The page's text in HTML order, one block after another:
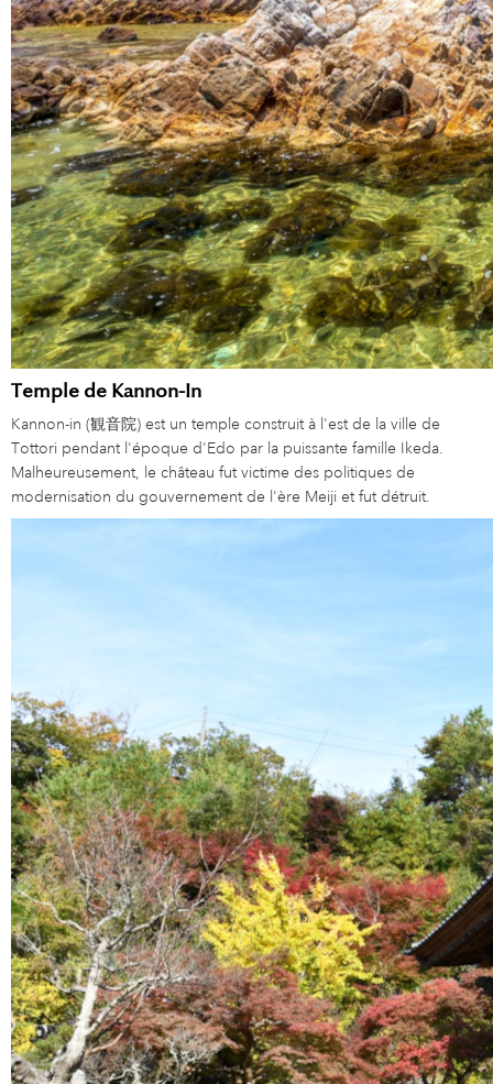
Temple de Kannon-In
Kannon-in (観音院) est un temple construit à l'est de la ville de
Tottori pendant l'époque d'Edo par la puissante famille Ikeda.
Malheureusement, le château fut victime des politiques de
modernisation du gouvernement de l'ère Meiji et fut détruit.